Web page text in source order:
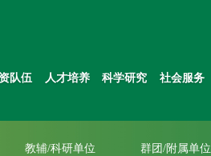
队伍 人才培养 科学研究 社会服务
教辅/科研单位 群团/附属单位